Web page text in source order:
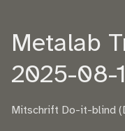
Metalab
2025-08-
Mitschrift Do-it-blind